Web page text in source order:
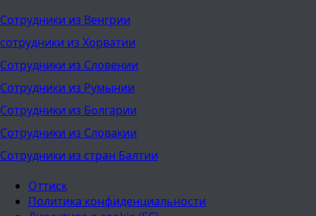
Сотрудники из Венгрии
сотрудники из Хорватии
Сотрудники из Словении
Сотрудники из Румынии
Сотрудники из Болгарии
Сотрудники из Словакии
Сотрудники из стран Балтии
Оттиск
Политика конфиденциальности